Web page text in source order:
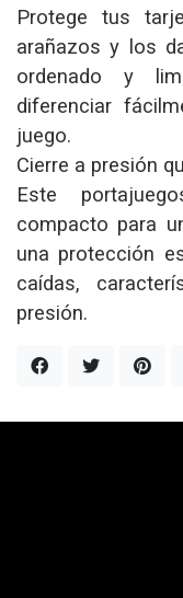
Protege tus
arañazos y los
ordenado y
diferenciar
juego.
Cierre a presión
Este
compacto para
una protección
caídas,
presión.